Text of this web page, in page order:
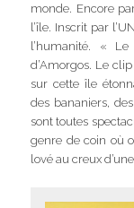
monde. Encore
l’île. Inscrit par
l’humanité. «
d’Amorgos. Le clip
sur cette île
des bananiers,
sont toutes
genre de coin où
lové au creux